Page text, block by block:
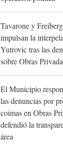
Tavarone y
impulsan la
Yutrovic tras las
sobre Obras
El Municipio
las denuncias por
coimas en Obras
defendió la
área